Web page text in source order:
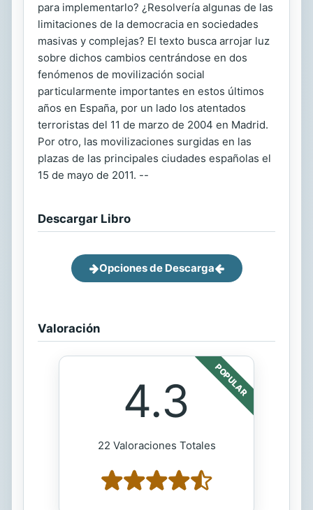
para implementarlo? ¿Resolvería algunas de las
limitaciones de la democracia en sociedades
masivas y complejas? El texto busca arrojar luz
sobre dichos cambios centrándose en dos
fenómenos de movilización social
particularmente importantes en estos últimos
años en España, por un lado los atentados
terroristas del 11 de marzo de 2004 en Madrid.
Por otro, las movilizaciones surgidas en las
plazas de las principales ciudades españolas el
15 de mayo de 2011. --
Descargar Libro
Opciones de Descarga
Valoración
POPULAR
4.3
22 Valoraciones Totales